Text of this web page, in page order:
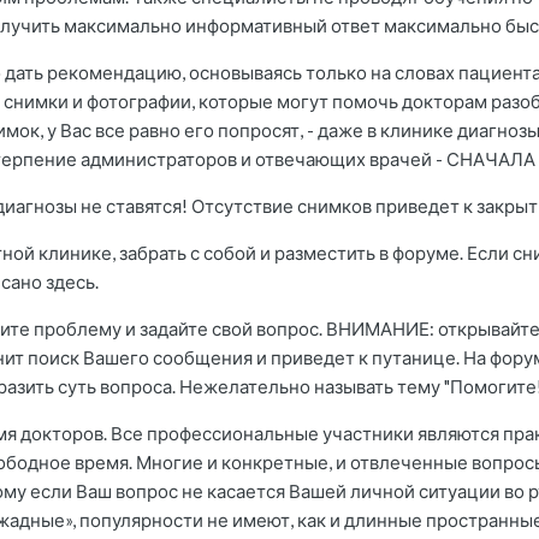
максимально информативный ответ максимально
рекомендацию, основываясь только на словах
и фотографии, которые могут помочь докторам
у Вас все равно его попросят, - даже в клинике
администраторов и отвечающих врачей -
не ставятся! Отсутствие снимков приведет к
клинике, забрать с собой и разместить в форуме. Если
здесь.
проблему и задайте свой вопрос. ВНИМАНИЕ:
поиск Вашего сообщения и приведет к путанице. На
суть вопроса. Нежелательно называть тему
докторов. Все профессиональные участники являются
время. Многие и конкретные, и отвлеченные
если Ваш вопрос не касается Вашей личной ситуации во
популярности не имеют, как и длинные